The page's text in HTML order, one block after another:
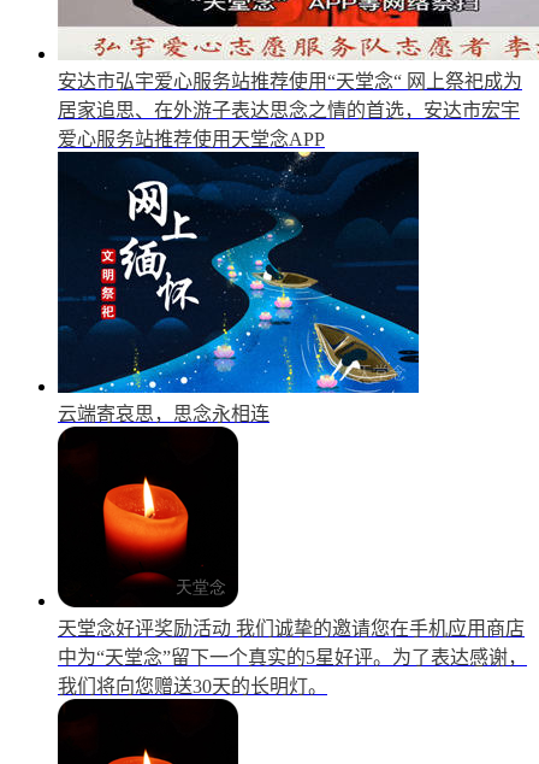
安达市弘宇爱心服务站推荐使用“天堂念“ 网上祭祀成为
居家追思、在外游子表达思念之情的首选，安达市宏宇
爱心服务站推荐使用天堂念APP
云端寄哀思，思念永相连
天堂念好评奖励活动 我们诚挚的邀请您在手机应用商店
中为“天堂念”留下一个真实的5星好评。为了表达感谢，
我们将向您赠送30天的长明灯。